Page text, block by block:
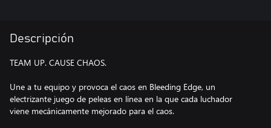
Descripción
TEAM UP. CAUSE CHAOS.
Une a tu equipo y provoca el caos en Bleeding Edge, un
electrizante juego de peleas en línea en la que cada luchador
viene mecánicamente mejorado para el caos.